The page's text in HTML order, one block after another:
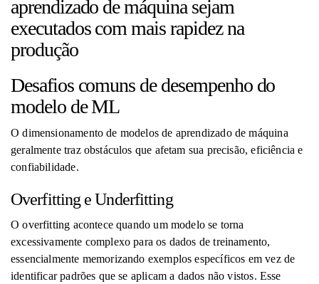
aprendizado de máquina sejam
executados com mais rapidez na
produção
Desafios comuns de desempenho do
modelo de ML
O dimensionamento de modelos de aprendizado de máquina
geralmente traz obstáculos que afetam sua precisão, eficiência e
confiabilidade.
Overfitting e Underfitting
O overfitting acontece quando um modelo se torna
excessivamente complexo para os dados de treinamento,
essencialmente memorizando exemplos específicos em vez de
identificar padrões que se aplicam a dados não vistos. Esse